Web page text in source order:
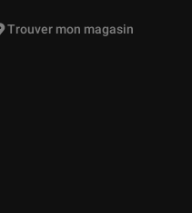
vous être proposées
Trouver mon magasin